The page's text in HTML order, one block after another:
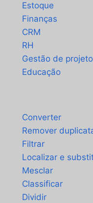
Estoque
Finanças
CRM
RH
Gestão de
Educação
Converter
Remover
Filtrar
Localizar e
Mesclar
Classificar
Dividir